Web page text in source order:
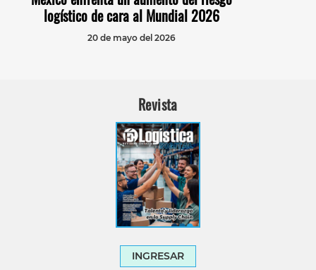
logístico de cara al Mundial 2026
20 de mayo del 2026
Revista
INGRESAR